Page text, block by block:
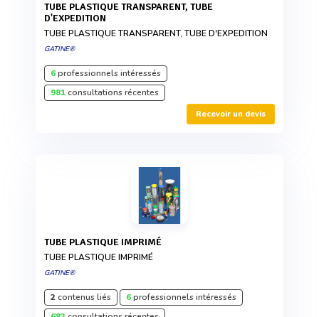
TUBE PLASTIQUE TRANSPARENT, TUBE
D'EXPEDITION
TUBE PLASTIQUE TRANSPARENT, TUBE D'EXPEDITION
GATINE®
6professionnels intéressés
981consultations récentes
Recevoir un devis
TUBE PLASTIQUE IMPRIMÉ
TUBE PLASTIQUE IMPRIMÉ
GATINE®
2contenus liés 6professionnels intéressés